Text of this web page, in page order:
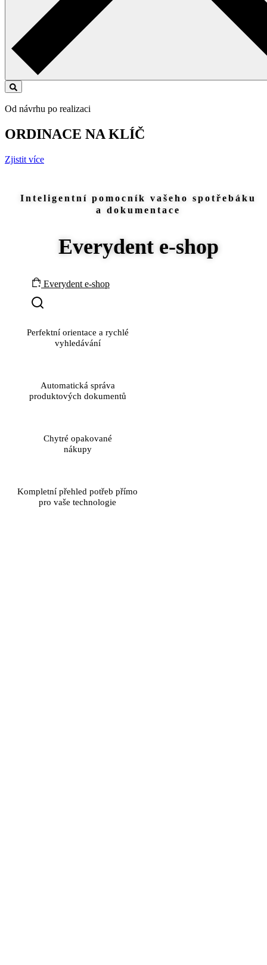
Od návrhu po realizaci
ORDINACE NA KLÍČ
Zjistit více
Inteligentní pomocník vašeho spotřebáku
a dokumentace
Everydent e-shop
Everydent e-shop
Perfektní orientace a rychlé
vyhledávání
Automatická správa
produktových dokumentů
Chytré opakované
nákupy
Kompletní přehled potřeb přímo
pro vaše technologie